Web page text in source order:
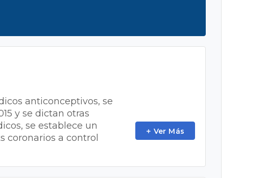
anticonceptivos, se
y se dictan otras
se establece un
coronarios a control
Ver Más